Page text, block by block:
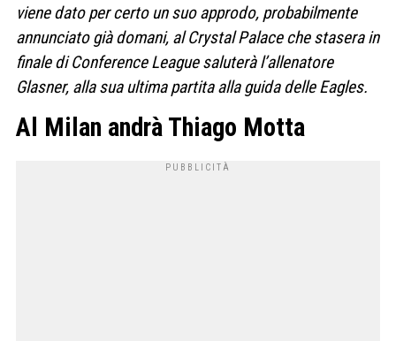
viene dato per certo un suo approdo, probabilmente
annunciato già domani, al Crystal Palace che stasera in
finale di Conference League saluterà l’allenatore
Glasner, alla sua ultima partita alla guida delle Eagles.
Al Milan andrà Thiago Motta